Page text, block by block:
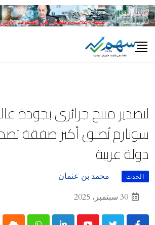
Skip
to
لتصدير منتج جزائري بجودة
سونارم تُطلق أكبر صفقة
دولة عربية
الحدث
محمد بن عثمان
30 سبتمبر، 2025